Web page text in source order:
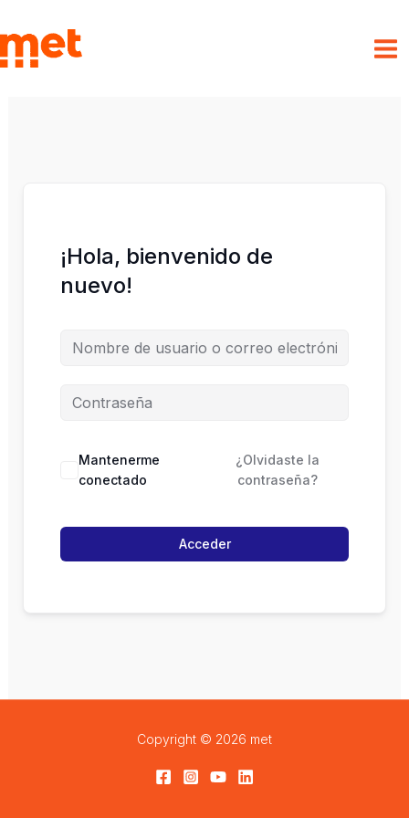
al
contenido
¡Hola, bienvenido de
nuevo!
Mantenerme
conectado
¿Olvidaste la
contraseña?
Acceder
Copyright © 2026 met